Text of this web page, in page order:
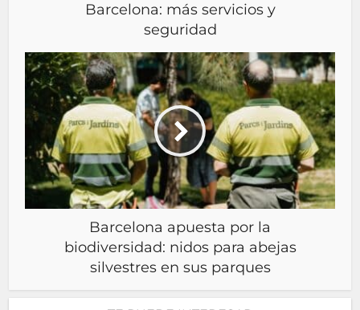
Barcelona: más servicios y
seguridad
Barcelona apuesta por la
biodiversidad: nidos para abejas
silvestres en sus parques